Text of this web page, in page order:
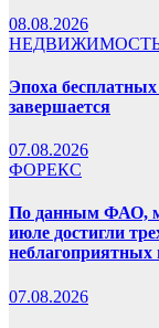
08.08.2026
Эпоха
завершается
07.08.2026
ФОРЕКС
По данным ФАО,
июле достигли
неблагоприятных
07.08.2026